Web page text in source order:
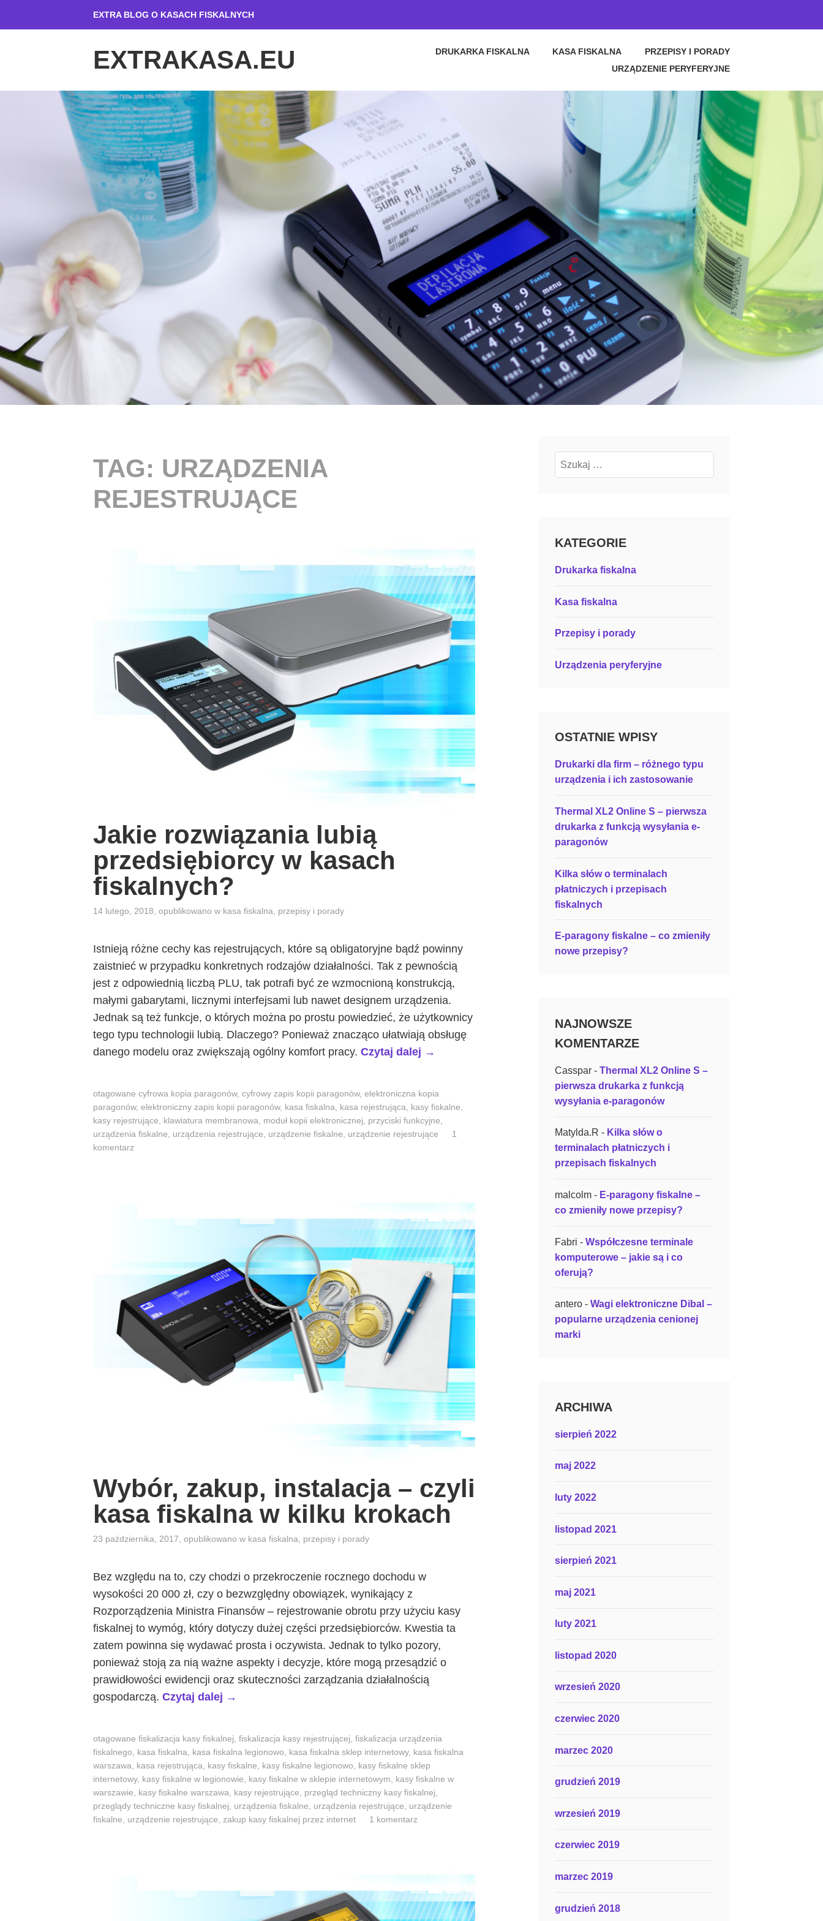
EXTRA BLOG O KASACH FISKALNYCH
EXTRAKASA.EU DRUKARKA FISKALNA KASA FISKALNA
PRZEPISY I PORADY
URZĄDZENIE PERYFERYJNE
TAG: URZĄDZENIA
REJESTRUJĄCE
Jakie rozwiązania lubią
przedsiębiorcy w kasach
fiskalnych?
14 lutego, 2018 , opublikowano w kasa fiskalna przepisy i porady
Istnieją różne cechy kas rejestrujących, które są obligatoryjne bądź powinny
zaistnieć w przypadku konkretnych rodzajów działalności. Tak z pewnością
jest z odpowiednią liczbą PLU, tak potrafi być ze wzmocnioną konstrukcją,
małymi gabarytami, licznymi interfejsami lub nawet designem urządzenia.
Jednak są też funkcje, o których można po prostu powiedzieć, że użytkownicy
tego typu technologii lubią. Dlaczego? Ponieważ znacząco ułatwiają obsługę
danego modelu oraz zwiększają ogólny komfort pracy. Czytaj dalej „
k
i
e
w
i
ą
z
a
n
i
i
p
r
d
s
i
r
c
y
w
k
a
c
h
f
i
l
n
y
→
otagowane cyfrowa kopia paragonów, cyfrowy zapis kopii paragonów, elektroniczna kopia
paragonów, elektroniczny zapis kopii paragonów, kasa fiskalna kasa rejestrująca kasy fiskalne
kasy rejestrujące
klawiatura membranowa moduł kopii elektronicznej przyciski funkcyjne
urządzenia fiskalne
urządzenia rejestrujące urządzenie fiskalne urządzenie rejestrujące
1
komentarz
Wybór, zakup, instalacja – czyli
kasa fiskalna w kilku krokach
23 października, 2017 , opublikowano w kasa fiskalna przepisy i porady
Bez względu na to, czy chodzi o przekroczenie rocznego dochodu w
wysokości 20 000 zł, czy o bezwzględny obowiązek, wynikający z
Rozporządzenia Ministra Finansów – rejestrowanie obrotu przy użyciu kasy
fiskalnej to wymóg, który dotyczy dużej części przedsiębiorców. Kwestia ta
zatem powinna się wydawać prosta i oczywista. Jednak to tylko pozory,
ponieważ stoją za nią ważne aspekty i decyzje, które mogą przesądzić o
prawidłowości ewidencji oraz skuteczności zarządzania działalnością
gospodarczą. Czytaj dalej „
b
ó
r
,
z
→
otagowane fiskalizacja kasy fiskalnej fiskalizacja kasy rejestrującej fiskalizacja urządzenia
fiskalnego
kasa fiskalna kasa fiskalna legionowo kasa fiskalna sklep internetowy, kasa fiskalna
warszawa
kasa rejestrująca kasy fiskalne kasy fiskalne legionowo
kasy fiskalne sklep
internetowy, kasy fiskalne w legionowie kasy fiskalne w sklepie internetowym
kasy fiskalne w
warszawie
kasy fiskalne warszawa kasy rejestrujące przegląd techniczny kasy fiskalnej
przeglądy techniczne kasy fiskalnej
urządzenia fiskalne urządzenia rejestrujące
urządzenie
fiskalne
urządzenie rejestrujące zakup kasy fiskalnej przez internet 1 komentarz
Szukaj:
KATEGORIE
Drukarka fiskalna
Kasa fiskalna
Przepisy i porady
Urządzenia peryferyjne
OSTATNIE WPISY
Drukarki dla firm – różnego typu
urządzenia i ich zastosowanie
Thermal XL2 Online S – pierwsza
drukarka z funkcją wysyłania e-
paragonów
Kilka słów o terminalach
płatniczych i przepisach
fiskalnych
E-paragony fiskalne – co zmieniły
nowe przepisy?
NAJNOWSZE
KOMENTARZE
Casspar- Thermal XL2 Online S –
pierwsza drukarka z funkcją
wysyłania e-paragonów
Matylda.R - Kilka słów o
terminalach płatniczych i
przepisach fiskalnych
malcolm- E-paragony fiskalne –
co zmieniły nowe przepisy?
Fabri - Współczesne terminale
komputerowe – jakie są i co
oferują?
antero- Wagi elektroniczne Dibal –
popularne urządzenia cenionej
marki
ARCHIWA
sierpień 2022
maj 2022
luty 2022
listopad 2021
sierpień 2021
maj 2021
luty 2021
listopad 2020
wrzesień 2020
czerwiec 2020
marzec 2020
grudzień 2019
wrzesień 2019
czerwiec 2019
marzec 2019
grudzień 2018